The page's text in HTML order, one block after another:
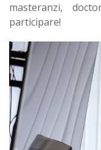
masteranzi,
participare!